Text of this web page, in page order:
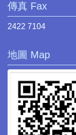
傳真 Fax
2422 7104
地圖 Map